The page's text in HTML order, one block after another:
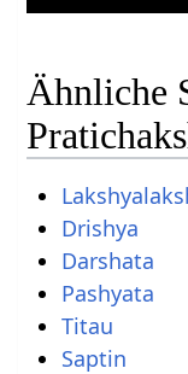
Ähnliche
Drishya
Darshata
Pashyata
Titau
Saptin